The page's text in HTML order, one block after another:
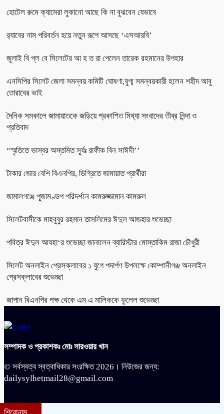
হোটেল রুমে ক্যামেরা লুকানো আছে কি না বুঝবেন যেভাবে
র‌্যাবের নাম পরিবর্তন হয়ে নতুন রূপে আসছে ‘এসআরবি’
জুলাই বি প্ল বে সিলেটের আ হ ত রা পেলেন তারেক রহমানের উপহার
এনসিপির সিলেট জেলা সমন্বয় কমিটি ঘোষণা,যুগ্ম সমন্বয়কারী হলেন শহীদ আবু
তোরাবের ভাই
দৈনিক সমকালে জামায়াতকে জড়িয়ে প্রকাশিত মিথ্যা সংবাদের তীব্র নিন্দা ও
প্রতিবাদ
“স্মৃতিতে ভাস্বর অস্তমিত সূর্যঃ রাফীক বিন সাঈদী’’
টাকার জোর বেশি বিএনপির, ডিগ্রিতে জামায়াত প্রার্থীরা
জামালগঞ্জে পূজামণ্ডপ পরিদর্শনে কামরুজ্জামান কামরুল
সিলেটবাসীকে মাহবুবুর রহমান তাসলিমের ঈদুল আজহার শুভেচ্ছা
পবিত্র ঈদুল আযহা‘র শুভেচ্ছা জানালেন ব্যারিস্টার মোস্তাকিম রাজা চৌধুরী
সিলেট অনলাইন প্রেসক্লাবের ১ যুগে পদার্পণ উপলক্ষে কোম্পানীগঞ্জ অনলাইন
প্রেসক্লাবের শুভেচ্ছা
জাপান বিএনপির পক্ষ থেকে এম এ মালিককে ফুলেল শুভেচ্ছা
সম্পাদক ও প্রকাশকঃ মোঃ সারওয়ার খান
© সর্বস্বত্ব স্বত্বাধিকার সংরক্ষিত 2026। নিউজের জন্য:
dailysylhetmail28@gmail.com